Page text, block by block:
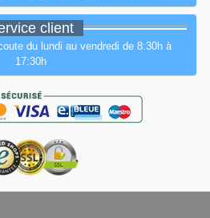
client
du lundi au vendredi de 8:30h à
17:30h